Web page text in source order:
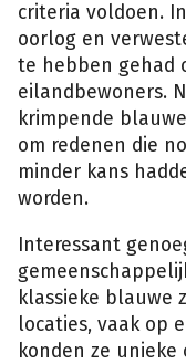
criteria voldoen.
oorlog en
te hebben gehad
eilandbewoners.
krimpende
om redenen die
minder kans
worden.
Interessant
klassieke blauwe
locaties, vaak op
konden ze